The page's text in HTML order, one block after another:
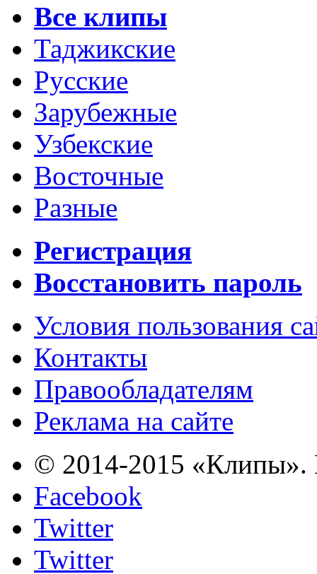
Все клипы
Таджикские
Русские
Зарубежные
Узбекские
Восточные
Разные
Регистрация
Восстановить пароль
Условия пользования
Контакты
Правообладателям
Реклама на сайте
© 2014-2015 «Клипы».
Facebook
Twitter
Twitter